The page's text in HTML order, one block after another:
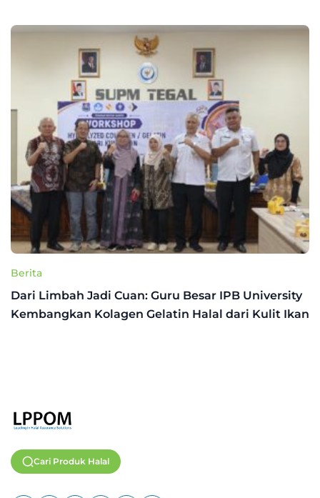
Berita
Dari Limbah Jadi Cuan: Guru Besar IPB University
Kembangkan Kolagen Gelatin Halal dari Kulit Ikan
Cari Produk Halal